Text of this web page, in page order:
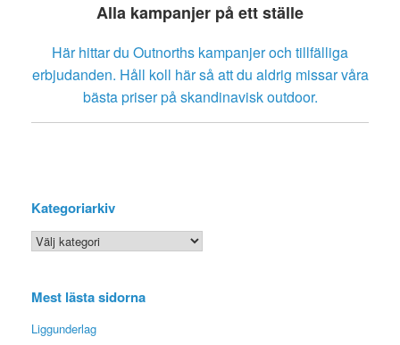
Alla kampanjer på ett ställe
Här hittar du Outnorths kampanjer och tillfälliga
erbjudanden. Håll koll här så att du aldrig missar våra
bästa priser på skandinavisk outdoor.
Kategoriarkiv
Kategoriarkiv
Mest lästa sidorna
Liggunderlag